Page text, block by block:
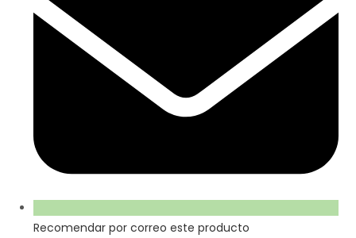
Recomendar por correo este producto